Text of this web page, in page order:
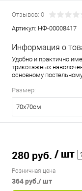
Отзывов: 0
Артикул: НФ-00008417
Информация о
Удобно и практично
трикотажных
основному
Размер:
70х70см
280 руб. / шт
Розничная цена
364 руб./ шт